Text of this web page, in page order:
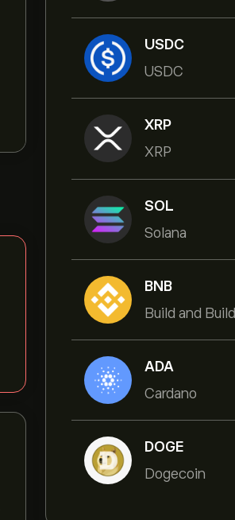
USDC
USDC
XRP
XRP
SOL
Solana
BNB
Build and Build
ADA
Cardano
DOGE
Dogecoin